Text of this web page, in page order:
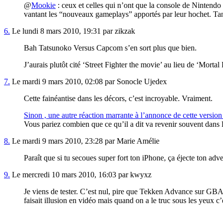
@Mookie : ceux et celles qui n’ont que la console de
vantant les “nouveaux gameplays” apportés par leur hochet.
6. Le lundi 8 mars 2010, 19:31 par zikzak
Bah Tatsunoko Versus Capcom s’en sort plus que bien.
J’aurais plutôt cité ‘Street Fighter the movie’ au lieu de
7. Le mardi 9 mars 2010, 02:08 par Sonocle Ujedex
Cette fainéantise dans les décors, c’est incroyable. Vraiment.
Sinon , une autre réaction marrante à l’annonce de cette
Vous pariez combien que ce qu’il a dit va revenir souvent dans
8. Le mardi 9 mars 2010, 23:28 par Marie Amélie
Paraît que si tu secoues super fort ton iPhone, ça éjecte ton
9. Le mercredi 10 mars 2010, 16:03 par kwyxz
Je viens de tester. C’est nul, pire que Tekken Advance sur
faisait illusion en vidéo mais quand on a le truc sous les yeux